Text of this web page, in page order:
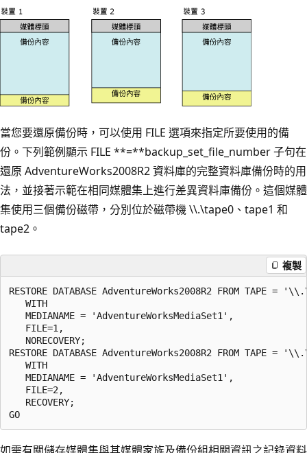
當您要還原備份時，可以使用 FILE 選項來指定所要使用的備
份。下列範例顯示 FILE **=**backup_set_file_number 子句在
還原 AdventureWorks2008R2 資料庫的完整資料庫備份時的用
法，並接著示範在相同媒體集上進行差異資料庫備份。這個媒體
集使用三個備份磁帶，分別位於磁帶機 \\.\tape0、tape1 和
tape2。
複製
RESTORE DATABASE AdventureWorks2008R2 FROM
   WITH
   MEDIANAME = 'AdventureWorksMediaSet1',
   FILE=1,
   NORECOVERY;
RESTORE DATABASE AdventureWorks2008R2 FROM
   WITH
   MEDIANAME = 'AdventureWorksMediaSet1',
   FILE=2,
   RECOVERY;
如需有關儲存媒體集與其媒體家族及備份組相關資訊之記錄資料